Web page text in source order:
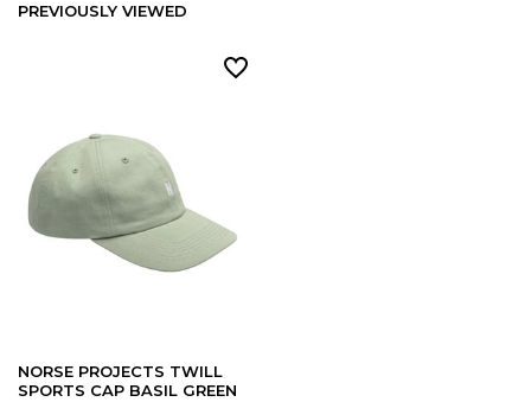
PREVIOUSLY VIEWED
NORSE PROJECTS TWILL
SPORTS CAP BASIL GREEN